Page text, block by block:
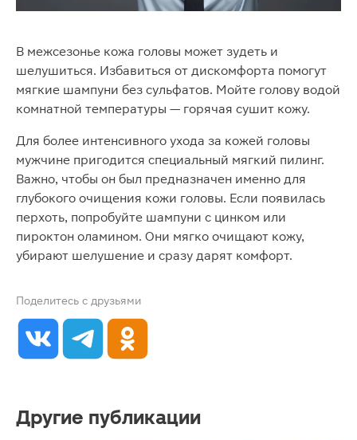
В межсезонье кожа головы может зудеть и
шелушиться. Избавиться от дискомфорта помогут
мягкие шампуни без сульфатов. Мойте голову водой
комнатной температуры — горячая сушит кожу.
Для более интенсивного ухода за кожей головы
мужчине пригодится специальный мягкий пилинг.
Важно, чтобы он был предназначен именно для
глубокого очищения кожи головы. Если появилась
перхоть, попробуйте шампуни с цинком или
пироктон оламином. Они мягко очищают кожу,
убирают шелушение и сразу дарят комфорт.
Поделитесь с друзьями
Другие публикации